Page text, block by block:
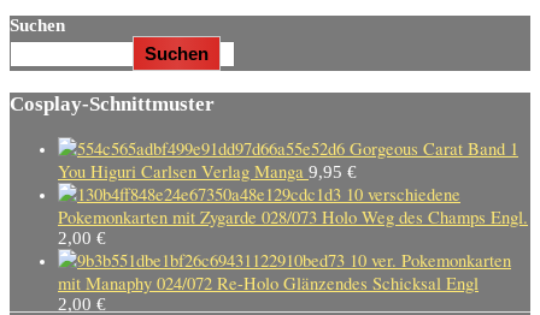
Suchen
Suchen
Cosplay-Schnittmuster
Gorgeous Carat Band 1
You Higuri Carlsen Verlag Manga 9,95 €
10 verschiedene
Pokemonkarten mit Zygarde 028/073 Holo Weg des Champs Engl.
2,00 €
10 ver. Pokemonkarten
mit Manaphy 024/072 Re-Holo Glänzendes Schicksal Engl
2,00 €